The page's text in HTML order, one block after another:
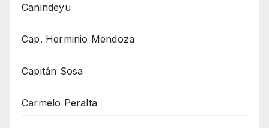
Canindeyu
Cap. Herminio Mendoza
Capitán Sosa
Carmelo Peralta